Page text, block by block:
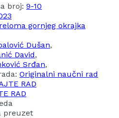
broj: 9-10
gornjeg okrajka
Dušan,
David,
Srđan,
Originalni naučni rad
RAD
RAD
preuzet